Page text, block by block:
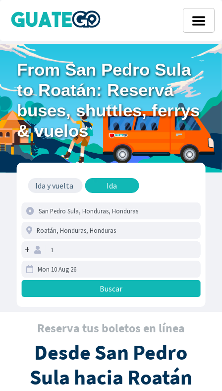
From San Pedro Sula
to Roatán: Reserva
buses, shuttles, ferrys
& vuelos
Ida y vuelta Ida
+
Reserva tus boletos en línea
Desde San Pedro
Sula hacia Roatán